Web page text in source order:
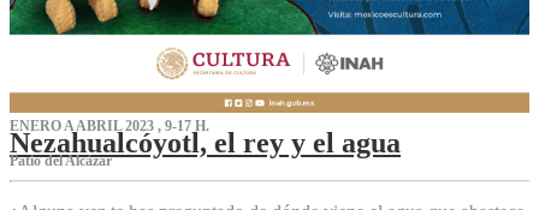
ENERO A ABRIL 2023 , 9-17 H.
Nezahualcóyotl, el rey y el agua
Patio del Alcázar